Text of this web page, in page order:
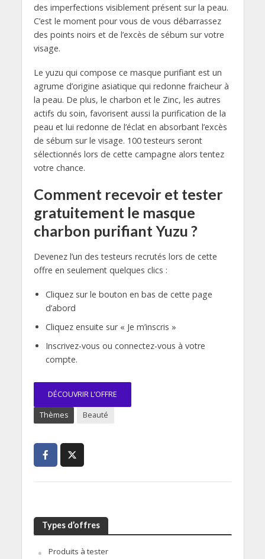
des imperfections visiblement présent sur la peau.
C’est le moment pour vous de vous débarrassez
des points noirs et de l’excès de sébum sur votre
visage.
Le yuzu qui compose ce masque purifiant est un
agrume d’origine asiatique qui redonne fraicheur à
la peau. De plus, le charbon et le Zinc, les autres
actifs du soin, favorisent aussi la purification de la
peau et lui redonne de l’éclat en absorbant l’excès
de sébum sur le visage. 100 testeurs seront
sélectionnés lors de cette campagne alors tentez
votre chance.
Comment recevoir et tester
gratuitement le masque
charbon purifiant Yuzu ?
Devenez l’un des testeurs recrutés lors de cette
offre en seulement quelques clics :
Cliquez sur le bouton en bas de cette page
d’abord
Cliquez ensuite sur « Je m’inscris »
Inscrivez-vous ou connectez-vous à votre
compte.
DÉCOUVRIR L’OFFRE
Thèmes Beauté
Types d’offres
Produits à tester